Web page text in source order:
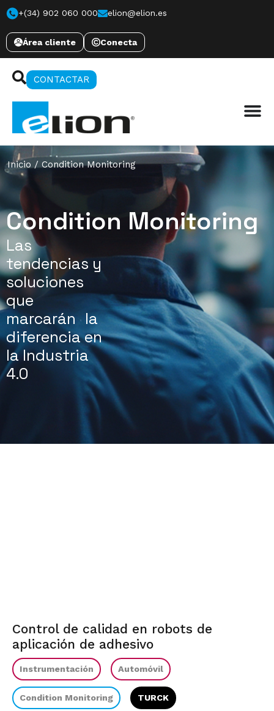
+(34) 902 060 000 elion@elion.es
Área cliente Conecta
CONTACTAR
Inicio / Condition Monitoring
Condition Monitoring
Las
tendencias y
soluciones
que
marcarán la
diferencia en
la Industria
4.0
Control de calidad en robots de
aplicación de adhesivo
Instrumentación Automóvil
Condition Monitoring TURCK